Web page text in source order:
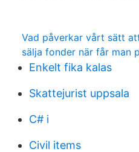
Vad påverkar vårt sätt
sälja fonder när får man
Enkelt fika kalas
Skattejurist uppsala
C# i
Civil items